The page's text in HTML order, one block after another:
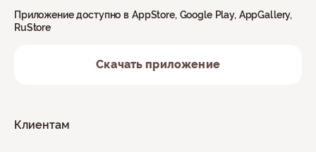
Клиентам
Приложение доступно в AppStore, Google Play, AppGallery,
RuStore
Скачать приложение